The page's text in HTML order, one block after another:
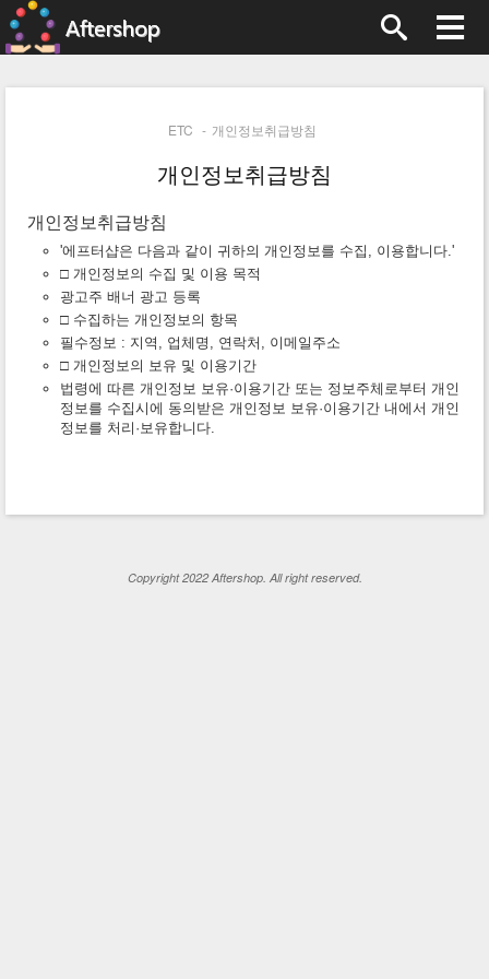
ETC 개인정보취급방침
개인정보취급방침
개인정보취급방침
'에프터샵은 다음과 같이 귀하의 개인정보를 수집, 이용합니다.'
□ 개인정보의 수집 및 이용 목적
광고주 배너 광고 등록
□ 수집하는 개인정보의 항목
필수정보 : 지역, 업체명, 연락처, 이메일주소
□ 개인정보의 보유 및 이용기간
법령에 따른 개인정보 보유·이용기간 또는 정보주체로부터 개인
정보를 수집시에 동의받은 개인정보 보유·이용기간 내에서 개인
정보를 처리·보유합니다.
Copyright 2022 Aftershop. All right reserved.